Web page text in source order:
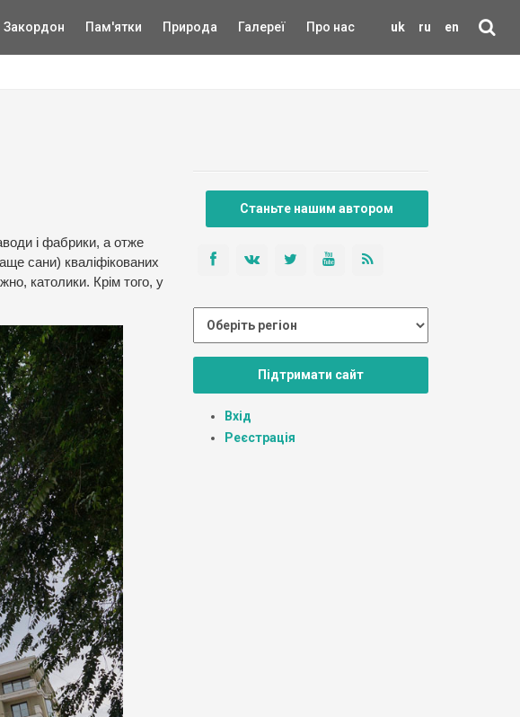
uk ru en
Закордон Пам'ятки Природа Галереї Про нас
і фабрики, а отже
сани) кваліфікованих
католики. Крім того, у
Станьте нашим автором
Підтримати сайт
Вхід
Реєстрація